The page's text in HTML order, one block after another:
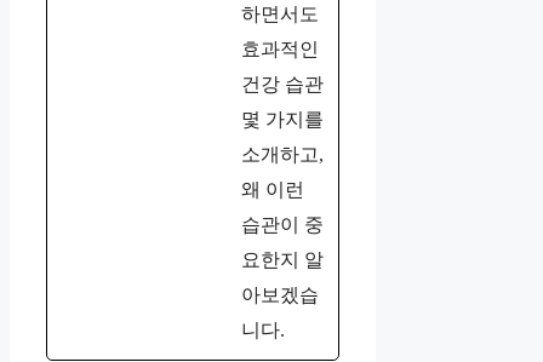
하면서도
효과적인
건강 습관
몇 가지를
소개하고,
왜 이런
습관이 중
요한지 알
아보겠습
니다.